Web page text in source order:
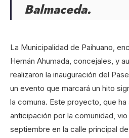
Balmaceda.
La Municipalidad de Paihuano,
Hernán Ahumada, concejales, y
realizaron la inauguración del
un evento que marcará un hito
la comuna. Este proyecto, que
anticipación por la comunidad,
septiembre en la calle principal de